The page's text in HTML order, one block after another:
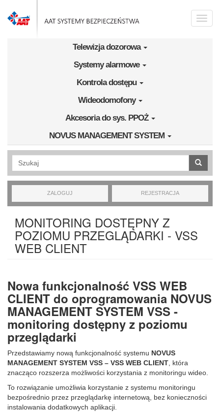
Toggle
Telewizja dozorowa
Systemy alarmowe
Kontrola dostępu
Wideodomofony
Akcesoria do sys. PPOŻ
NOVUS MANAGEMENT SYSTEM
Wyszukiwanie pełnotekstowe
ZALOGUJ REJESTRACJA
MONITORING DOSTĘPNY Z
POZIOMU PRZEGLĄDARKI - VSS
WEB CLIENT
Nowa funkcjonalność VSS WEB
CLIENT do oprogramowania NOVUS
MANAGEMENT SYSTEM VSS -
monitoring dostępny z poziomu
przeglądarki
Przedstawiamy nową funkcjonalność systemu NOVUS
MANAGEMENT SYSTEM VSS – VSS WEB CLIENT, która
znacząco rozszerza możliwości korzystania z monitoringu wideo.
To rozwiązanie umożliwia korzystanie z systemu monitoringu
bezpośrednio przez przeglądarkę internetową, bez konieczności
instalowania dodatkowych aplikacji.